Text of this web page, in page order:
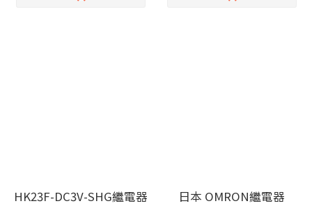
HK23F-DC3V-SHG繼電器 日本 OMRON繼電器